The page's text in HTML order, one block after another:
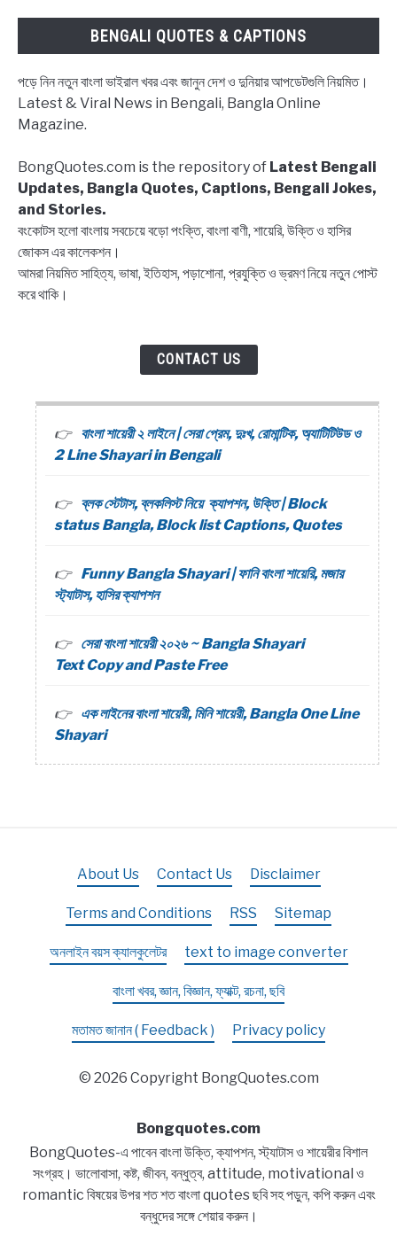
খুশির
BENGALI QUOTES & CAPTIONS
পড়ে নিন নতুন বাংলা ভাইরাল খবর এবং জানুন দেশ ও দুনিয়ার আপডেটগুলি নিয়মিত।
Latest & Viral News in Bengali, Bangla Online
Magazine.
BongQuotes.com is the repository of Latest Bengali
Updates, Bangla Quotes, Captions, Bengali Jokes,
and Stories.
বংকোটস হলো বাংলায় সবচেয়ে বড়ো পংক্তি, বাংলা বাণী, শায়েরি, উক্তি ও হাসির
জোকস এর কালেকশন।
আমরা নিয়মিত সাহিত্য, ভাষা, ইতিহাস, পড়াশোনা, প্রযুক্তি ও ভ্রমণ নিয়ে নতুন পোস্ট
করে থাকি।
CONTACT US
বাংলা শায়েরী ২ লাইনে | সেরা প্রেম, দুঃখ, রোমান্টিক, অ্যাটিটিউড ও
2 Line Shayari in Bengali
ব্লক স্টেটাস, ব্লকলিস্ট নিয়ে ক্যাপশন, উক্তি | Block
status Bangla, Block list Captions, Quotes
Funny Bangla Shayari | ফানি বাংলা শায়েরি, মজার
স্ট্যাটাস, হাসির ক্যাপশন
সেরা বাংলা শায়েরী ২০২৬ ~ Bangla Shayari
Text Copy and Paste Free
এক লাইনের বাংলা শায়েরী, মিনি শায়েরী, Bangla One Line
Shayari
About Us Contact Us Disclaimer
Terms and Conditions RSS Sitemap
অনলাইন বয়স ক্যালকুলেটর text to image converter
বাংলা খবর, জ্ঞান, বিজ্ঞান, ফ্যাক্ট, রচনা, ছবি
মতামত জানান ( Feedback ) Privacy policy
© 2026 Copyright BongQuotes.com
Bongquotes.com
BongQuotes-এ পাবেন বাংলা উক্তি, ক্যাপশন, স্ট্যাটাস ও শায়েরীর বিশাল
সংগ্রহ। ভালোবাসা, কষ্ট, জীবন, বন্ধুত্ব, attitude, motivational ও
romantic বিষয়ের উপর শত শত বাংলা quotes ছবি সহ পড়ুন, কপি করুন এবং
বন্ধুদের সঙ্গে শেয়ার করুন।